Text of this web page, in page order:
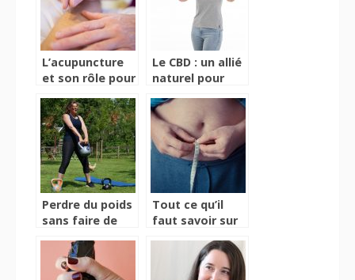
L’acupuncture
et son rôle pour
l’organisme
Le CBD : un allié
naturel pour
stress
Perdre du poids
sans faire de
possible ?
Tout ce qu’il
faut savoir sur
de l’acheter